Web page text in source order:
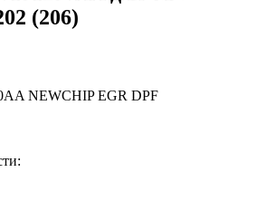
(206)
NEWCHIP EGR DPF